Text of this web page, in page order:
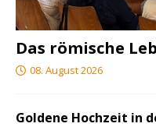
Das römische
08. August 2026
Goldene Hochzeit in